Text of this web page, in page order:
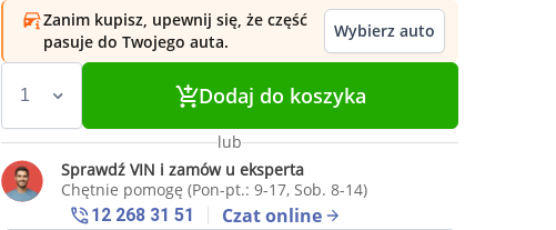
Zanim kupisz, upewnij się, że część
pasuje do Twojego auta.
Wybierz auto
Dodaj do koszyka
lub
Sprawdź VIN i zamów u eksperta
Chętnie pomogę (Pon-pt.: 9-17, Sob. 8-14)
12 268 31 51
Czat online